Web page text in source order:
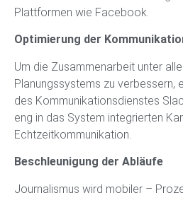
Plattformen wie Facebook.
Optimierung der
Um die Zusammenarbeit unter
Planungssystems zu verbessern,
des Kommunikationsdienstes
eng in das System integrierten
Echtzeitkommunikation.
Beschleunigung der Abläufe
Journalismus wird mobiler –